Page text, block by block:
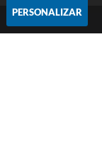
PERSONALIZAR